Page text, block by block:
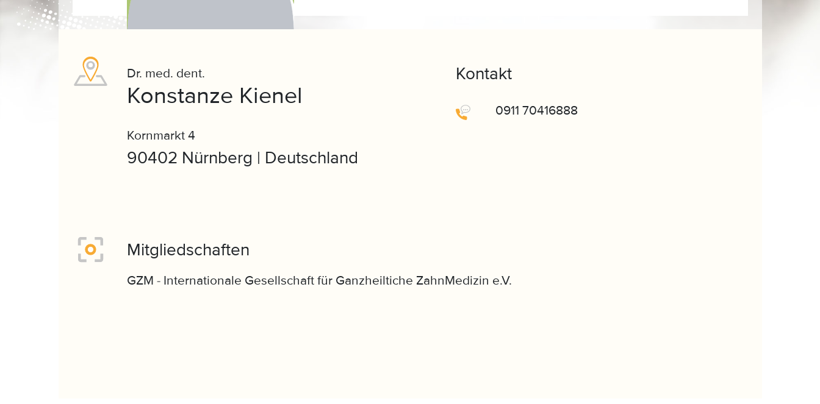
Dr. med. dent.
Konstanze Kienel
Kornmarkt 4
90402 Nürnberg | Deutschland
Kontakt
0911 70416888
Mitgliedschaften
GZM - Internationale Gesellschaft für Ganzheiltiche ZahnMedizin e.V.